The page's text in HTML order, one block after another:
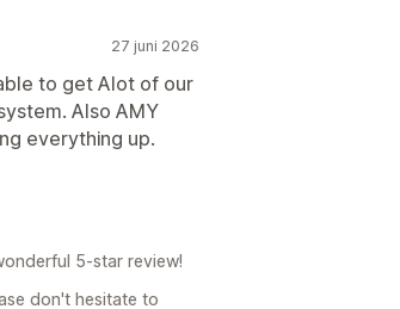
27 juni 2026
to get Alot of our
Also AMY
everything up.
5-star review!
don't hesitate to